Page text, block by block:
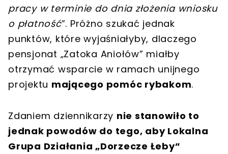
pracy w terminie do dnia złożenia wniosku
o płatność”. Próżno szukać jednak
punktów, które wyjaśniałyby, dlaczego
pensjonat „Zatoka Aniołów” miałby
otrzymać wsparcie w ramach unijnego
projektu mającego pomóc rybakom.
Zdaniem dziennikarzy nie stanowiło to
jednak powodów do tego, aby Lokalna
Grupa Działania „Dorzecze Łeby”